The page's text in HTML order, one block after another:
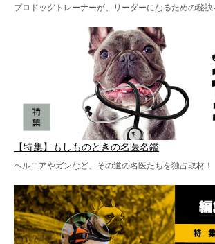
プロドッグトレーナーが、リーダーになるための秘訣
【特集】もしものときの名医名鑑
ヘルニアやガンなど、その道の名医たちを独占取材！